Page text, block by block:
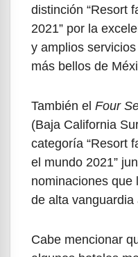
distinción “Resort
2021” por la
y amplios
más bellos de
También el Four
(Baja California
categoría “Resort
el mundo 2021”
nominaciones que
de alta vanguardia
Cabe mencionar